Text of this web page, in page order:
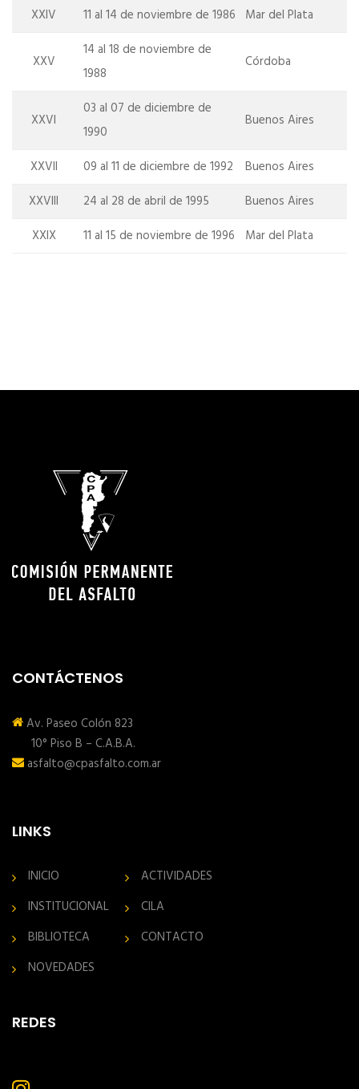
XXIV
11 al 14 de noviembre de 1986 Mar del Plata
XXV
14 al 18 de noviembre de
1988
Córdoba
XXVI
03 al 07 de diciembre de
1990
Buenos Aires
XXVII 09 al 11 de diciembre de 1992
Buenos Aires
XXVIII
24 al 28 de abril de 1995
Buenos Aires
XXIX
11 al 15 de noviembre de 1996 Mar del Plata
CONTÁCTENOS
Av. Paseo Colón 823
10° Piso B – C.A.B.A.
asfalto@cpasfalto.com.ar
LINKS
INICIO
INSTITUCIONAL
BIBLIOTECA
NOVEDADES
ACTIVIDADES
CILA
CONTACTO
REDES